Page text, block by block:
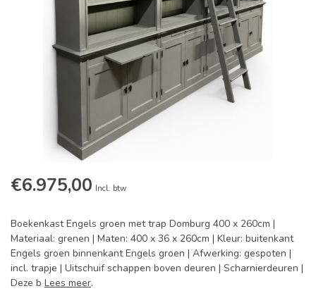
€6.975,00 Incl. btw
Boekenkast Engels groen met trap Domburg 400 x 260cm |
Materiaal: grenen | Maten: 400 x 36 x 260cm | Kleur: buitenkant
Engels groen binnenkant Engels groen | Afwerking: gespoten |
incl. trapje | Uitschuif schappen boven deuren | Scharnierdeuren |
Deze b Lees meer.